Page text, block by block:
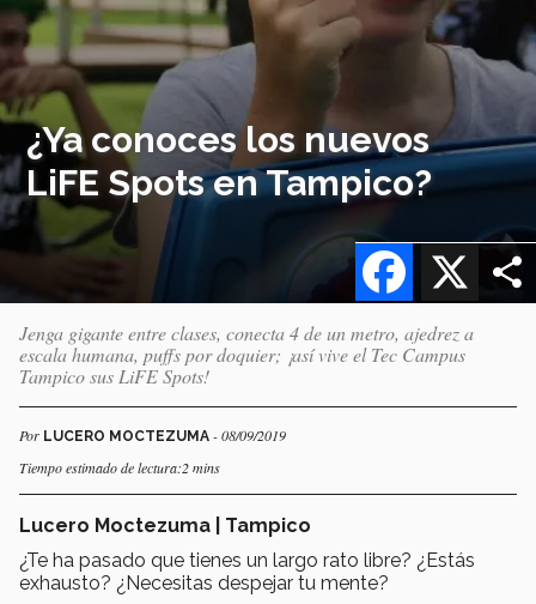
¿Ya conoces los nuevos
LiFE Spots en Tampico?
X
Facebook
Jenga gigante entre clases, conecta 4 de un metro, ajedrez a
escala humana, puffs por doquier; ¡así vive el Tec Campus
Tampico sus LiFE Spots!
Por LUCERO MOCTEZUMA - 08/09/2019
Tiempo estimado de lectura:2 mins
Lucero Moctezuma | Tampico
¿Te ha pasado que tienes un largo rato libre? ¿Estás
exhausto? ¿Necesitas despejar tu mente?